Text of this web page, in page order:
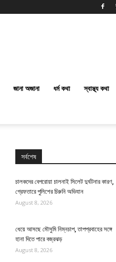
জানা অজানা ধর্ম কথা স্বাস্থ্য কথা
সর্বশেষ
চালকদের বেপরোয়া চালনাই সিলেট দুর্ঘটনার কারণ,
গ্রেফতারে পুলিশের চিরুনি অভিযান
August 8, 2026
ধেয়ে আসছে মৌসুমি নিম্নচাপ, তাপপ্রবাহের সঙ্গে
হানা দিতে পারে বজ্রঝড়
August 8, 2026